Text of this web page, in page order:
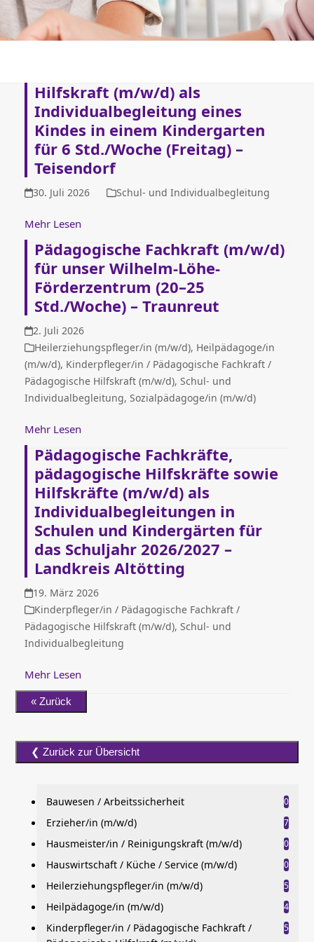
Hilfskraft (m/w/d) als
Individualbegleitung eines
Kindes in einem Kindergarten
für 6 Std./Woche (Freitag) –
Teisendorf
30. Juli 2026 Schul- und Individualbegleitung
Mehr Lesen
Pädagogische Fachkraft (m/w/d)
für unser Wilhelm-Löhe-
Förderzentrum (20–25
Std./Woche) – Traunreut
2. Juli 2026
Heilerziehungspfleger/in (m/w/d), Heilpädagoge/in
(m/w/d), Kinderpfleger/in / Pädagogische Fachkraft /
Pädagogische Hilfskraft (m/w/d), Schul- und
Individualbegleitung, Sozialpädagoge/in (m/w/d)
Mehr Lesen
Pädagogische Fachkräfte,
pädagogische Hilfskräfte sowie
Hilfskräfte (m/w/d) als
Individualbegleitungen in
Schulen und Kindergärten für
das Schuljahr 2026/2027 –
Landkreis Altötting
19. März 2026
Kinderpfleger/in / Pädagogische Fachkraft /
Pädagogische Hilfskraft (m/w/d), Schul- und
Individualbegleitung
Mehr Lesen
Bauwesen / Arbeitssicherheit 0
Erzieher/in (m/w/d) 7
Hausmeister/in / Reinigungskraft (m/w/d) 0
Hauswirtschaft / Küche / Service (m/w/d) 0
Heilerziehungspfleger/in (m/w/d) 5
Heilpädagoge/in (m/w/d) 4
Kinderpfleger/in / Pädagogische Fachkraft /
5